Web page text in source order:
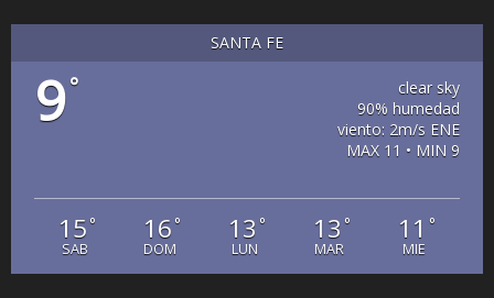
SANTA FE
9°
clear sky
90% humedad
viento: 2m/s ENE
MAX 11 • MIN 9
15°
SAB
16°
DOM
13 °
LUN
13 °
MAR
11 °
MIE